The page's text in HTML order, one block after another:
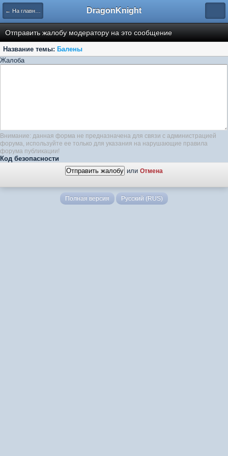
← На главную DragonKnight
Отправить жалобу модератору на это сообщение
Название темы: Балены
Жалоба
Внимание: данная форма не предназначена для связи с администрацией
форума, используйте ее только для указания на нарушающие правила
форума публикации!
Код безопасности
или Отмена
Полная версия Русский (RUS)